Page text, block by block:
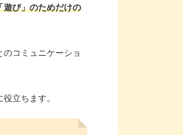
遊び」のためだけの
コミュニケーショ
立ちます。